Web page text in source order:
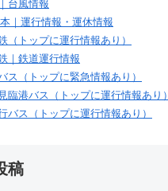
台風情報
｜運行情報・運休情報
（トップに運行情報あり）
｜鉄道運行情報
ス（トップに緊急情報あり）
臨港バス（トップに運行情報あり）
バス（トップに運行情報あり）
稿